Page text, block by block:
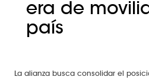
era de
país
La alianza busca consolidar el